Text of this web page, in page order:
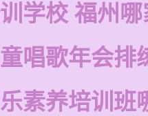
学校 福州
唱歌年会排
素养培训班